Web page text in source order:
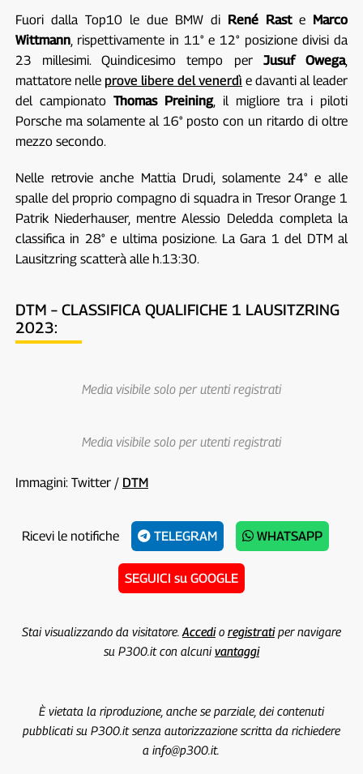
Fuori dalla Top10 le due BMW di René Raste Marco
Wittmann, rispettivamente in 11° e 12° posizione divisi da
23 millesimi. Quindicesimo tempo per Jusuf Owega,
mattatore nelle prove libere del venerdì e davanti al leader
del campionatoThomas Preining, il migliore tra i piloti
Porsche ma solamente al 16° posto con un ritardo di oltre
mezzo secondo.
Nelle retrovie anche Mattia Drudi, solamente 24° e alle
spalle del proprio compagno di squadra in Tresor Orange 1
Patrik Niederhauser, mentre Alessio Deledda completa la
classifica in 28° e ultima posizione. La Gara 1 del DTM al
Lausitzring scatterà alle h.13:30.
DTM – CLASSIFICA QUALIFICHE 1 LAUSITZRING
2023:
Media visibile solo per utenti registrati
Media visibile solo per utenti registrati
Immagini: Twitter / DTM
Ricevi le notifiche TELEGRAM WHATSAPP
SEGUICI su GOOGLE
Stai visualizzando da visitatore. Accedio registratiper navigare
su P300.it con alcunivantaggi
È vietata la riproduzione, anche se parziale, dei contenuti
pubblicati su P300.it senza autorizzazione scritta da richiedere
a info@p300.it.